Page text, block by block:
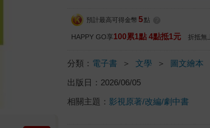
預計最高可得金幣 5 點
HAPPY GO享100累1點 4點抵1元 折抵無
分類： 電子書 ＞ 文學 ＞ 圖文繪本
出版日： 2026/06/05
相關主題：影視原著/改編/劇中書